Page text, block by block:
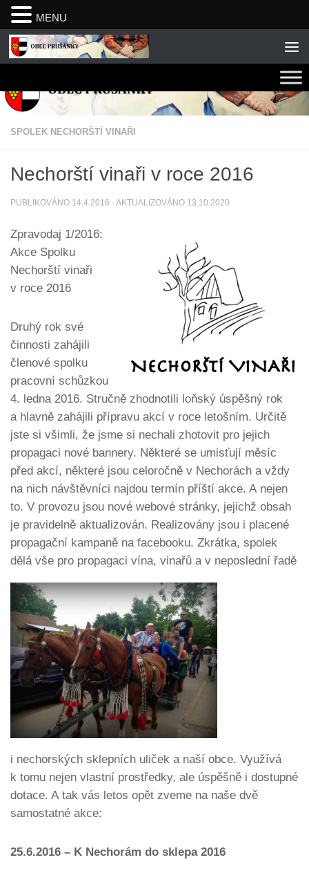
Skip to content
SPOLEK NECHORŠTÍ VINAŘI
Nechorští vinaři v roce 2016
PUBLIKOVÁNO 14.4.2016 · AKTUALIZOVÁNO 13.10.2020
Zpravodaj 1/2016:
Akce Spolku
Nechorští vinaři
v roce 2016
Druhý rok své
činnosti zahájili
členové spolku
pracovní schůzkou
4. ledna 2016. Stručně zhodnotili loňský úspěšný rok
a hlavně zahájili přípravu akcí v roce letošním. Určitě
jste si všimli, že jsme si nechali zhotovit pro jejich
propagaci nové bannery. Některé se umisťují měsíc
před akcí, některé jsou celoročně v Nechorách a vždy
na nich návštěvníci najdou termín příští akce. A nejen
to. V provozu jsou nové webové stránky, jejichž obsah
je pravidelně aktualizován. Realizovány jsou i placené
propagační kampaně na facebooku. Zkrátka, spolek
dělá vše pro propagaci vína, vinařů a v neposlední řadě
i nechorských sklepních uliček a naší obce. Využívá
k tomu nejen vlastní prostředky, ale úspěšně i dostupné
dotace. A tak vás letos opět zveme na naše dvě
samostatné akce:
25.6.2016 – K Nechorám do sklepa 2016
MENU